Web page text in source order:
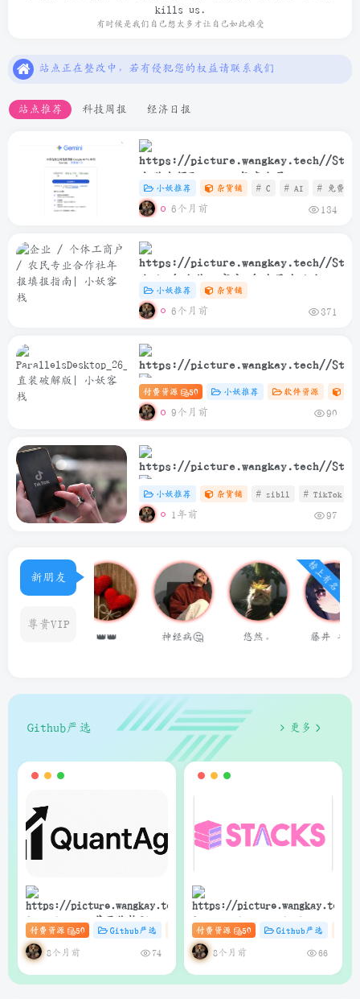
kills us.
有时候是我们自己想太多才让自己如此难受
站点推荐 科技周报 经济日报
大学生领取Gemini年度会员
小妖推荐 杂货铺 # C # AI # 免费
6个月前 134
企业 / 个体工商户 / 农民专业合作
社年报填报指南
小妖推荐 杂货铺
6个月前 371
付费资源 50 小妖推荐 软件资源
9个月前 90
小妖推荐 杂货铺 # zibll # TikTok
1年前 97
榜上有名
新朋友
尊贵VIP
神经病🤔 悠然。 藤井 冬弥 用户14624686
狗子
Github严选 更多
QuantAgent：基于价格驱动
的多智能体 LLM 高频交易分
析系统
付费资源 50 Github严选 杂货铺 # zibll # C # AI
8个月前 74
Stacks：Anna’s Archive
电子书快速下载的轻量级管
理器（支持Web界面与API）
付费资源 50 Github严选
8个月前 66